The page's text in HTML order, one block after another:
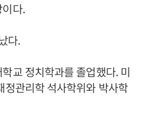
다.
다.
교 정치학과를 졸업했다. 미
관리학 석사학위와 박사학